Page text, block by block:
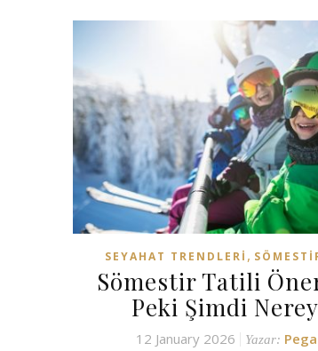
SEYAHAT TRENDLERI ,
Sömestir Tatili
Peki Şimdi
12 January 2026 Yazar: